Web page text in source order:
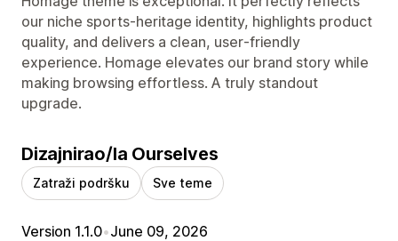
our niche sports‑heritage identity, highlights product
quality, and delivers a clean, user‑friendly
experience. Homage elevates our brand story while
making browsing effortless. A truly standout
upgrade.
Dizajnirao/la Ourselves
Zatraži podršku Sve teme
Version 1.1.0•June 09, 2026